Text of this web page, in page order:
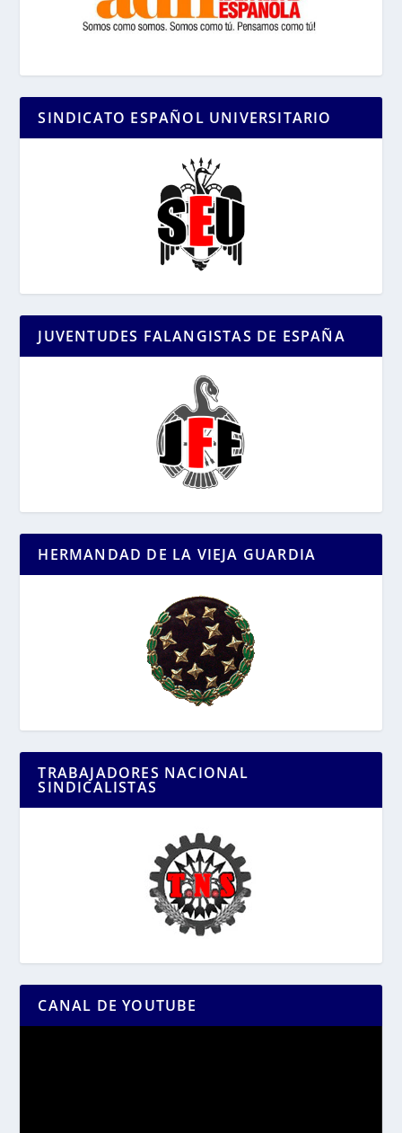
SINDICATO ESPAÑOL UNIVERSITARIO
JUVENTUDES FALANGISTAS DE ESPAÑA
HERMANDAD DE LA VIEJA GUARDIA
TRABAJADORES NACIONAL
SINDICALISTAS
CANAL DE YOUTUBE